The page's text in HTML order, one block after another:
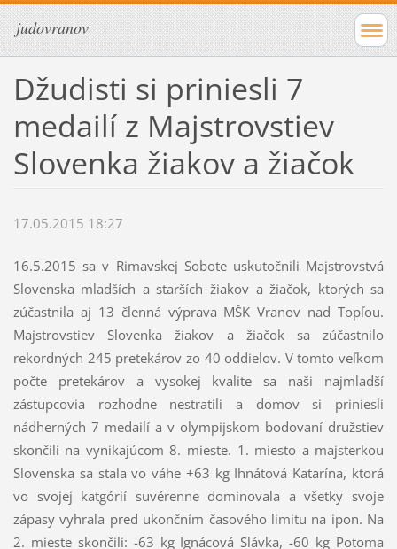
judovranov
Džudisti si priniesli 7
medailí z Majstrovstiev
Slovenka žiakov a žiačok
17.05.2015 18:27
16.5.2015 sa v Rimavskej Sobote uskutočnili Majstrovstvá
Slovenska mladších a starších žiakov a žiačok, ktorých sa
zúčastnila aj 13 členná výprava MŠK Vranov nad Topľou.
Majstrovstiev Slovenka žiakov a žiačok sa zúčastnilo
rekordných 245 pretekárov zo 40 oddielov. V tomto veľkom
počte pretekárov a vysokej kvalite sa naši najmladší
zástupcovia rozhodne nestratili a domov si priniesli
nádherných 7 medailí a v olympijskom bodovaní družstiev
skončili na vynikajúcom 8. mieste. 1. miesto a majsterkou
Slovenska sa stala vo váhe +63 kg Ihnátová Katarína, ktorá
vo svojej katgórií suvérenne dominovala a všetky svoje
zápasy vyhrala pred ukončním časového limitu na ipon. Na
2. mieste skončili: -63 kg Ignácová Slávka, -60 kg Potoma